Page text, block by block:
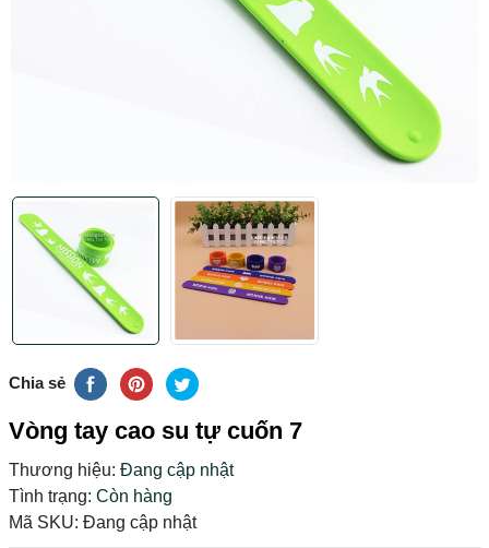
Chia sẻ
Vòng tay cao su tự cuốn 7
Thương hiệu: Đang cập nhật
Tình trạng: Còn hàng
Mã SKU: Đang cập nhật